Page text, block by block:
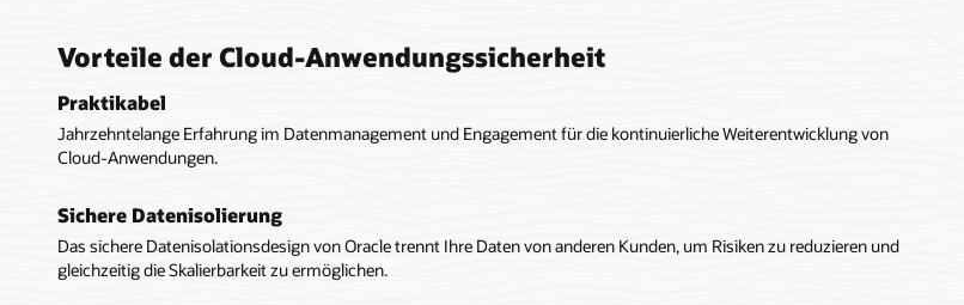
Vorteile der Cloud-Anwendungssicherheit
Praktikabel
Jahrzehntelange Erfahrung im Datenmanagement und Engagement für die kontinuierliche Weiterentwicklung von
Cloud-Anwendungen.
Sichere Datenisolierung
Das sichere Datenisolationsdesign von Oracle trennt Ihre Daten von anderen Kunden, um Risiken zu reduzieren und
gleichzeitig die Skalierbarkeit zu ermöglichen.